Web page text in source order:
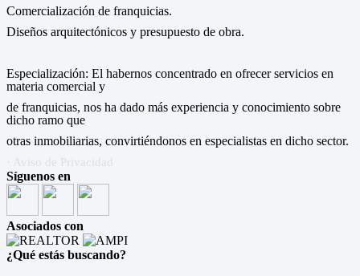
Comercialización de franquicias.
Diseños arquitectónicos y presupuesto de obra.
Especialización: El habernos concentrado en ofrecer servicios en
materia comercial y
de franquicias, nos ha dado más experiencia y conocimiento sobre
dicho ramo que
otras inmobiliarias, convirtiéndonos en especialistas en dicho sector.
· Aviso de Privacidad
Síguenos en
Asociados con
¿Qué estás buscando?